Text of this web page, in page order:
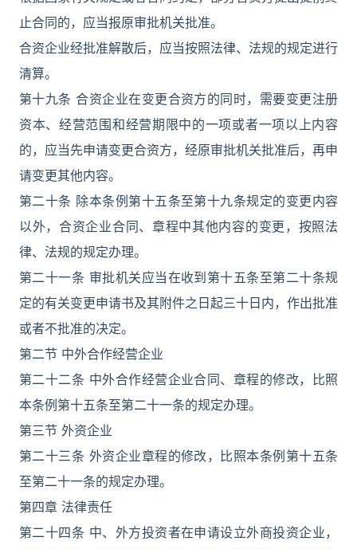
止合同的，应当报原审批机关批准。
合资企业经批准解散后，应当按照法律、法规的规定进行
清算。
第十九条 合资企业在变更合资方的同时，需要变更注册
资本、经营范围和经营期限中的一项或者一项以上内容
的，应当先申请变更合资方，经原审批机关批准后，再申
请变更其他内容。
第二十条 除本条例第十五条至第十九条规定的变更内容
以外，合资企业合同、章程中其他内容的变更，按照法
律、法规的规定办理。
第二十一条 审批机关应当在收到第十五条至第二十条规
定的有关变更申请书及其附件之日起三十日内，作出批准
或者不批准的决定。
第二节 中外合作经营企业
第二十二条 中外合作经营企业合同、章程的修改，比照
本条例第十五条至第二十一条的规定办理。
第三节 外资企业
第二十三条 外资企业章程的修改，比照本条例第十五条
至第二十一条的规定办理。
第四章 法律责任
第二十四条 中、外方投资者在申请设立外商投资企业，